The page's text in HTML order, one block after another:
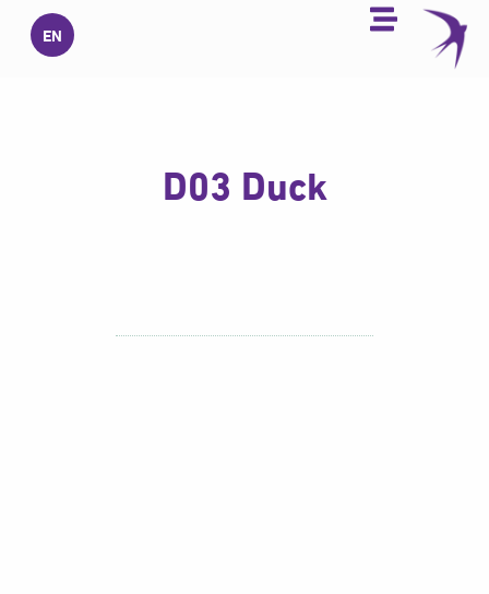
تخطي
المحتوى
EN
D03 Duck